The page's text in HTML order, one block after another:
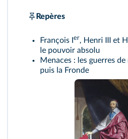
Repères
François I er, Henri III et
le pouvoir absolu
Menaces : les guerres
puis la Fronde